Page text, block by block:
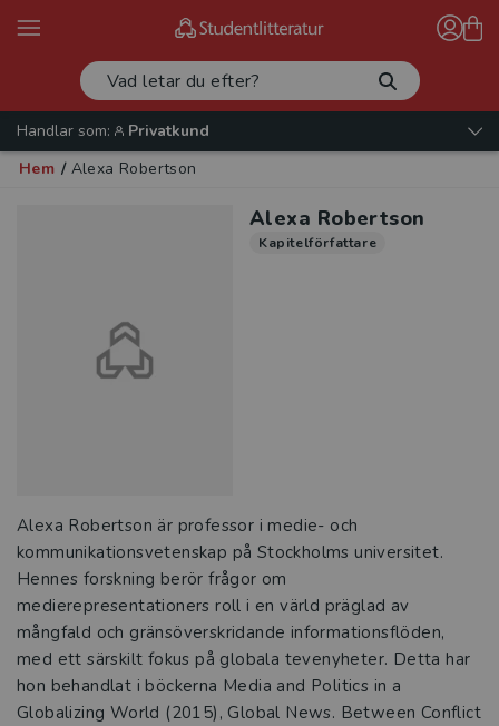
Handlar som:
Privatkund
Hem / Alexa Robertson
Alexa Robertson
Kapitelförfattare
Alexa Robertson är professor i medie- och
kommunikationsvetenskap på Stockholms universitet.
Hennes forskning berör frågor om
medierepresentationers roll i en värld präglad av
mångfald och gränsöverskridande informationsflöden,
med ett särskilt fokus på globala tevenyheter. Detta har
hon behandlat i böckerna Media and Politics in a
Globalizing World (2015), Global News. Between Conflict